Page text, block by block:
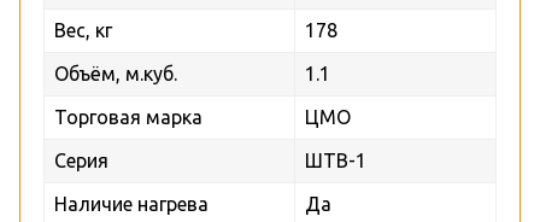
Вес, кг
178
Объём, м.куб.
1.1
Торговая марка
ЦМО
Серия
ШТВ-1
Наличие нагрева
Да